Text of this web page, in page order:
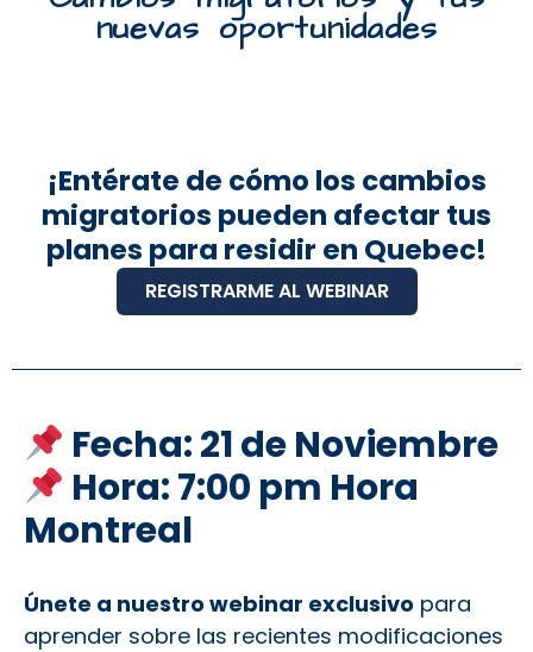
nuevas oportunidades
¡Entérate de cómo los cambios
migratorios pueden afectar tus
planes para residir en Quebec!
REGISTRARME AL WEBINAR
Fecha: 21 de Noviembre
Hora: 7:00 pm Hora
Montreal
Únete a nuestro webinar exclusivo para
aprender sobre las recientes modificaciones